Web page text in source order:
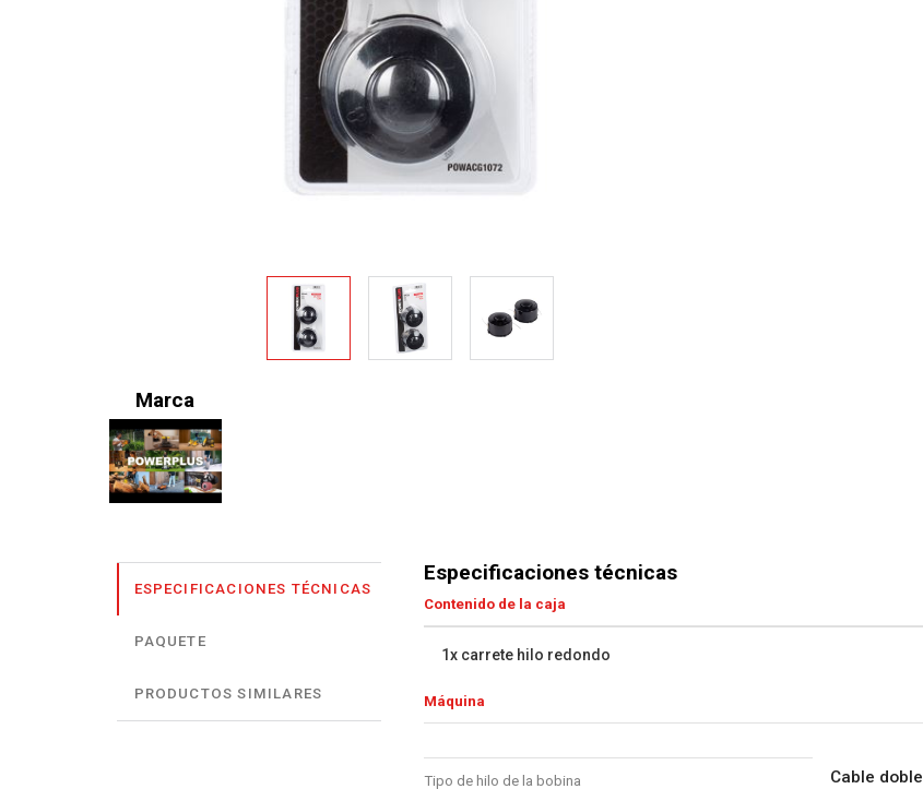
Marca
ESPECIFICACIONES TÉCNICAS
PAQUETE
PRODUCTOS SIMILARES
Especificaciones técnicas
Contenido de la caja
1x carrete hilo redondo
Máquina
Tipo de hilo de la bobina Cable doble